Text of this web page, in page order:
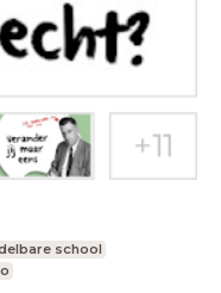
school